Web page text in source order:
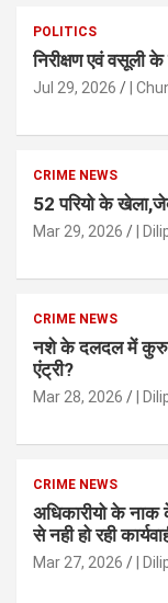
POLITICS
निरीक्षण एवं वसूली
Jul 29, 2026 |
CRIME NEWS
52 परियो के
Mar 29, 2026 |
CRIME NEWS
नशे के दलदल में कुरुद
एंट्री?
Mar 28, 2026 |
CRIME NEWS
अधिकारीयो के नाक
से नही हो रही
Mar 27, 2026 |